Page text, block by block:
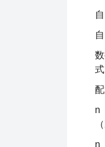
式
n
n